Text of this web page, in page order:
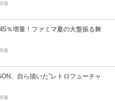
集
％増量！ファミマ夏の大盤振る舞
集
、自ら描いた”レトロフューチャ
集